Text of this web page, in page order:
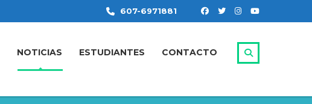
607-6971881
NOTICIAS ESTUDIANTES CONTACTO